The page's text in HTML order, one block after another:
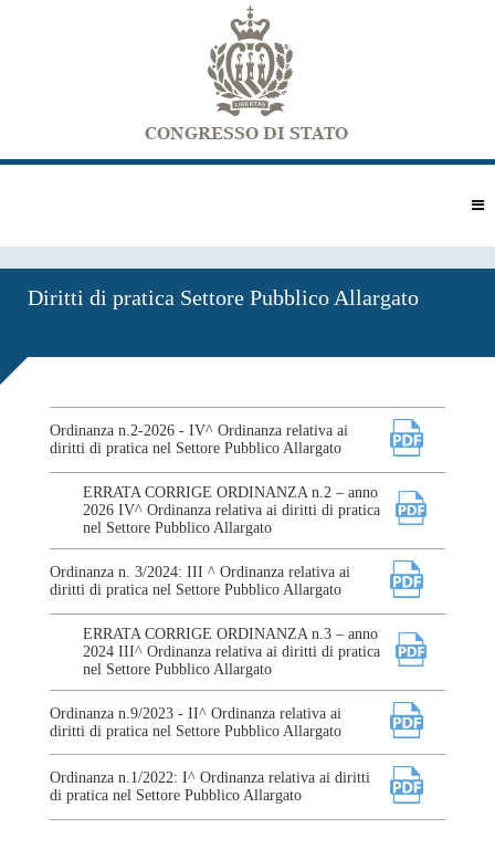
Diritti di pratica Settore Pubblico Allargato
Ordinanza n.2-2026 - IV^ Ordinanza relativa ai
diritti di pratica nel Settore Pubblico Allargato
ERRATA CORRIGE ORDINANZA n.2 – anno
2026 IV^ Ordinanza relativa ai diritti di pratica
nel Settore Pubblico Allargato
Ordinanza n. 3/2024: III ^ Ordinanza relativa ai
diritti di pratica nel Settore Pubblico Allargato
ERRATA CORRIGE ORDINANZA n.3 – anno
2024 III^ Ordinanza relativa ai diritti di pratica
nel Settore Pubblico Allargato
Ordinanza n.9/2023 - II^ Ordinanza relativa ai
diritti di pratica nel Settore Pubblico Allargato
Ordinanza n.1/2022: I^ Ordinanza relativa ai diritti
di pratica nel Settore Pubblico Allargato